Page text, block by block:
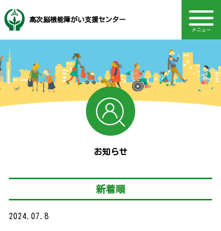
高次脳機能障がい支援センター
メニュー
TOPページ
サービス内容
高次脳機能障がいとは
診断基準
支援制度
関連機関
関連資料
研修情報
イベント
アクセス
お知らせ
採用情報
福岡市社会福祉事業団
音声読み上げ・文字・見やすさ調整
Language
電話：092-406-2455
お知らせ
新着順
2024.07.8